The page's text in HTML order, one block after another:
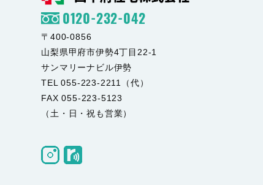
0120-232-042
〒400-0856
山梨県甲府市伊勢4丁目22-1
サンマリーナビル伊勢
TEL 055-223-2211（代）
FAX 055-223-5123
（土・日・祝も営業）